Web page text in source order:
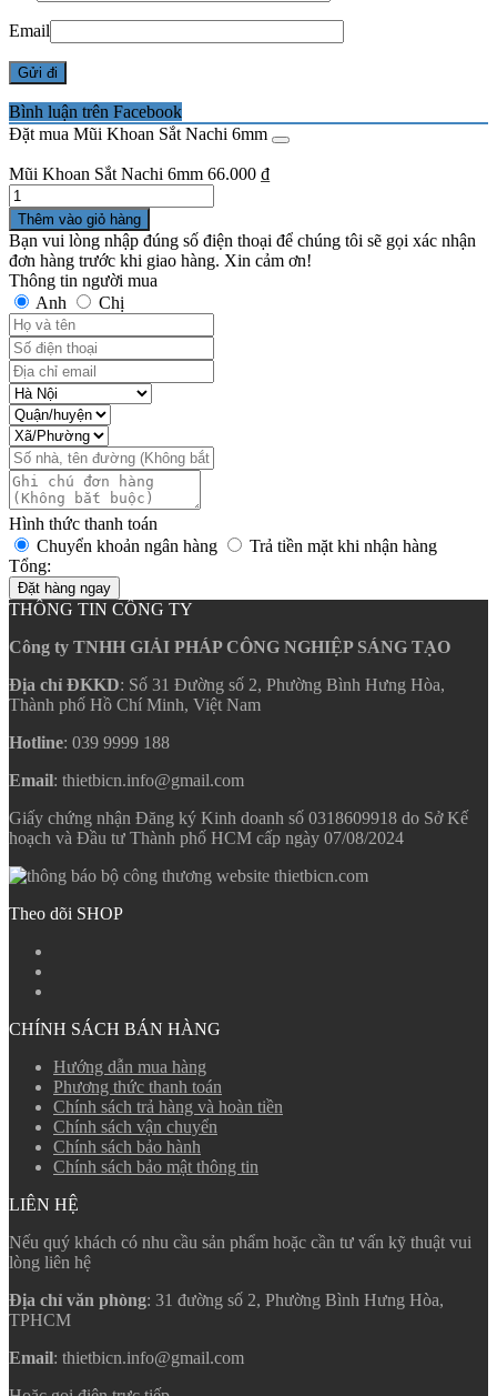
Email
Bình luận trên Facebook
Đặt mua Mũi Khoan Sắt Nachi 6mm
Mũi Khoan Sắt Nachi 6mm 66.000 ₫
Số
lượng
Thêm vào giỏ hàng
Bạn vui lòng nhập đúng số điện thoại để chúng tôi sẽ gọi xác nhận
đơn hàng trước khi giao hàng. Xin cảm ơn!
Thông tin người mua
Anh
Chị
Hình thức thanh toán
Chuyển khoản ngân hàng
Trả tiền mặt khi nhận hàng
Tổng:
Đặt hàng ngay
THÔNG TIN CÔNG TY
Công ty TNHH GIẢI PHÁP CÔNG NGHIỆP SÁNG TẠO
Địa chỉ ĐKKD: Số 31 Đường số 2, Phường Bình Hưng Hòa,
Thành phố Hồ Chí Minh, Việt Nam
Hotline: 039 9999 188
Email: thietbicn.info@gmail.com
Giấy chứng nhận Đăng ký Kinh doanh số 0318609918 do Sở Kế
hoạch và Đầu tư Thành phố HCM cấp ngày 07/08/2024
Theo dõi SHOP
CHÍNH SÁCH BÁN HÀNG
Hướng dẫn mua hàng
Phương thức thanh toán
Chính sách trả hàng và hoàn tiền
Chính sách vận chuyển
Chính sách bảo hành
Chính sách bảo mật thông tin
LIÊN HỆ
Nếu quý khách có nhu cầu sản phẩm hoặc cần tư vấn kỹ thuật vui
lòng liên hệ
Địa chỉ văn phòng: 31 đường số 2, Phường Bình Hưng Hòa,
TPHCM
Email: thietbicn.info@gmail.com